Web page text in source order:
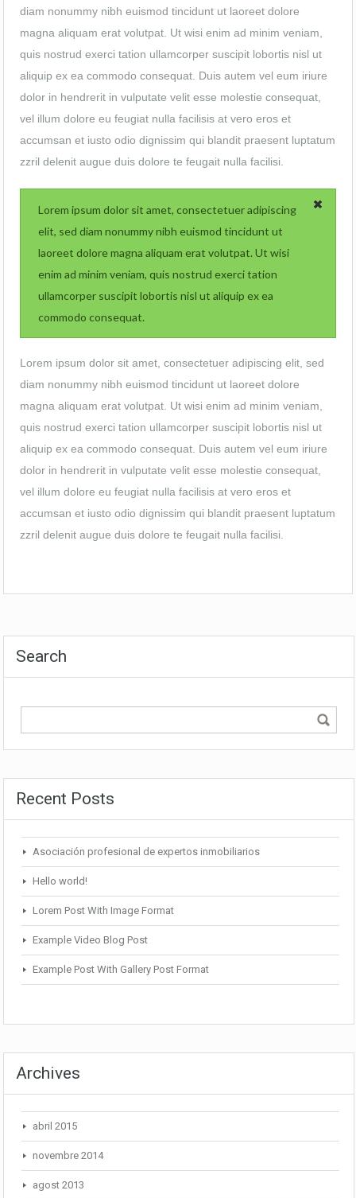
diam nonummy nibh euismod tincidunt ut laoreet dolore
magna aliquam erat volutpat. Ut wisi enim ad minim veniam,
quis nostrud exerci tation ullamcorper suscipit lobortis nisl ut
aliquip ex ea commodo consequat. Duis autem vel eum iriure
dolor in hendrerit in vulputate velit esse molestie consequat,
vel illum dolore eu feugiat nulla facilisis at vero eros et
accumsan et iusto odio dignissim qui blandit praesent luptatum
zzril delenit augue duis dolore te feugait nulla facilisi.
Lorem ipsum dolor sit amet, consectetuer adipiscing
elit, sed diam nonummy nibh euismod tincidunt ut
laoreet dolore magna aliquam erat volutpat. Ut wisi
enim ad minim veniam, quis nostrud exerci tation
ullamcorper suscipit lobortis nisl ut aliquip ex ea
commodo consequat.
Lorem ipsum dolor sit amet, consectetuer adipiscing elit, sed
diam nonummy nibh euismod tincidunt ut laoreet dolore
magna aliquam erat volutpat. Ut wisi enim ad minim veniam,
quis nostrud exerci tation ullamcorper suscipit lobortis nisl ut
aliquip ex ea commodo consequat. Duis autem vel eum iriure
dolor in hendrerit in vulputate velit esse molestie consequat,
vel illum dolore eu feugiat nulla facilisis at vero eros et
accumsan et iusto odio dignissim qui blandit praesent luptatum
zzril delenit augue duis dolore te feugait nulla facilisi.
Search
Recent Posts
Asociación profesional de expertos inmobiliarios
Hello world!
Lorem Post With Image Format
Example Video Blog Post
Example Post With Gallery Post Format
Archives
abril 2015
novembre 2014
agost 2013